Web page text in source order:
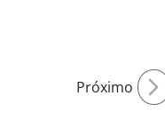
Próximo